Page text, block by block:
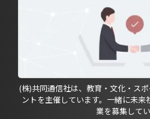
(株)共同通信社は、教育・文化・ス
ントを主催しています。一緒に未
業を募集してい